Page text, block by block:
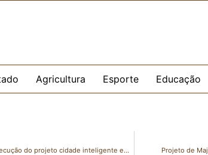
Agricultura Esporte Educação
Evair de Melo se reúne com comerciantes para discutir execução do projeto cidade inteligente em Cariacica Projeto de